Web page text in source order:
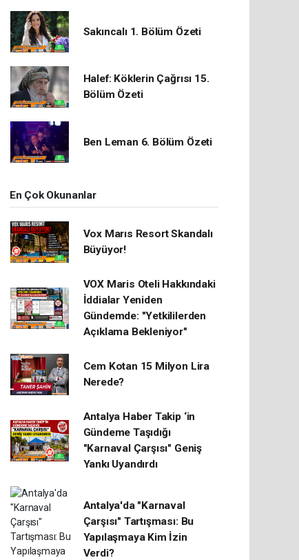
Sakıncalı 1. Bölüm Özeti
Halef: Köklerin Çağrısı 15.
Bölüm Özeti
Ben Leman 6. Bölüm Özeti
En Çok Okunanlar
Vox Marıs Resort Skandalı
Büyüyor!
VOX Maris Oteli Hakkındaki
İddialar Yeniden
Gündemde: "Yetkililerden
Açıklama Bekleniyor"
Cem Kotan 15 Milyon Lira
Nerede?
Antalya Haber Takip ‘in
Gündeme Taşıdığı
"Karnaval Çarşısı" Geniş
Yankı Uyandırdı
Antalya'da "Karnaval
Çarşısı" Tartışması: Bu
Yapılaşmaya Kim İzin
Verdi?